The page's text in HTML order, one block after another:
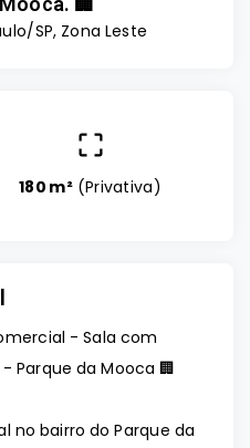
SP, Zona Leste
180 m² (Privativa)
- Sala com
- Parque da Mooca 🏢
no bairro do Parque da